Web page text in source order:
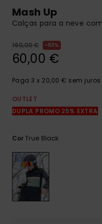
Mash Up
Calças para a neve
160,00 € 63%
60,00 €
Paga 3 x 20,00 € sem
OUTLET
DUPLA PROMO 25% EXTRA
CorTrue Black